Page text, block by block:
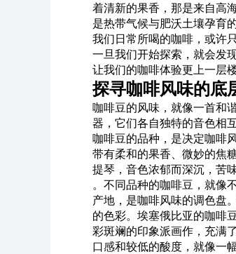
着清新的果香，那是来自高
是热带气候与肥沃土壤孕育
我们日常所喝的咖啡，或许
一旦我们开始探索，就会发
让我们的咖啡体验更上一层
探寻咖啡风味的底
咖啡豆的风味，就像一首和
器，它们各自独特的音色相
咖啡豆的品种，是决定咖啡
带有柔和的果香、微妙的焦
提琴，音色浓郁而深沉，苦
。不同品种的咖啡豆，就像
产地，是咖啡风味的调色盘
的色彩。埃塞俄比亚的咖啡
彩斑斓的印象派画作，充满
口感和较低的酸度，就像一